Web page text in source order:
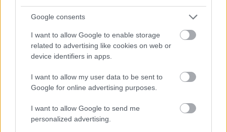
Google consents
I want to allow Google to enable storage
related to advertising like cookies on web or
device identifiers in apps.
I want to allow my user data to be sent to
Google for online advertising purposes.
I want to allow Google to send me
personalized advertising.
„Ez a javulás akár fél másodpercet is jelenthet
körönként, amivel a Red Bull
helyzetbe kerülne” – magyarázta Montoya.
fejlesztéseidet és esetleg utoléred a többieket, a